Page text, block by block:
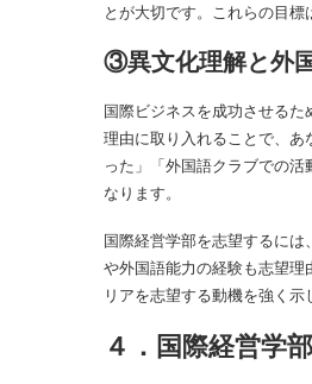
とが大切です。これらの目標
③異文化理解と外
国際ビジネスを成功させる
理由に取り入れることで、
った」「外国語クラブでの
なります。
国際経営学部を志望するに
や外国語能力の経験も志望
リアを志望する動機を強く示
４．国際経営学